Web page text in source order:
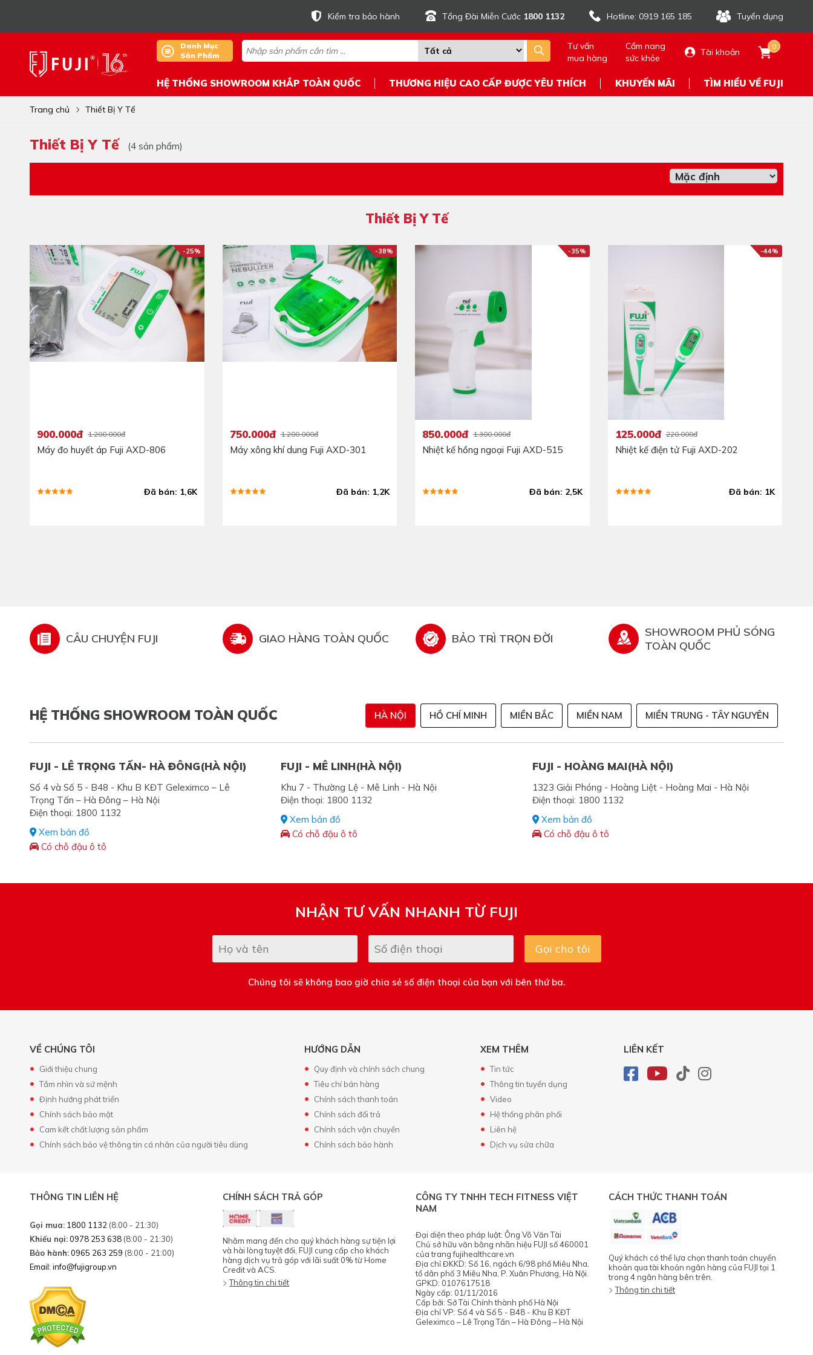
Kiểm tra bảo hành Tổng Đài Miễn Cước 1800 1132 Hotline: 0919 165 185 Tuyển dụng
Danh Mục
Sản Phẩm
Tư vấn
mua hàng
Cẩm nang
sức khỏe
Tài khoản
0
HỆ THỐNG SHOWROOM KHẮP TOÀN QUỐC THƯƠNG HIỆU CAO CẤP ĐƯỢC YÊU THÍCH KHUYẾN MÃI TÌM HIỂU VỀ FUJI
Trang chủ Thiết Bị Y Tế
Thiết Bị Y Tế (4 sản phẩm)
Thiết Bị Y Tế
-25%
900.000đ 1.200.000đ
Máy đo huyết áp Fuji AXD-806
Đã bán: 1,6K
-38%
750.000đ 1.200.000đ
Máy xông khí dung Fuji AXD-301
Đã bán: 1,2K
-35%
850.000đ 1.300.000đ
Nhiệt kế hồng ngoại Fuji AXD-515
Đã bán: 2,5K
-44%
125.000đ 220.000đ
Nhiệt kế điện tử Fuji AXD-202
Đã bán: 1K
CÂU CHUYỆN FUJI GIAO HÀNG TOÀN QUỐC BẢO TRÌ TRỌN ĐỜI
SHOWROOM PHỦ SÓNG
TOÀN QUỐC
HỆ THỐNG SHOWROOM TOÀN QUỐC HÀ NỘI HỒ CHÍ MINH MIỀN BẮC MIỀN NAM MIỀN TRUNG - TÂY NGUYÊN
FUJI - LÊ TRỌNG TẤN- HÀ ĐÔNG(HÀ NỘI)
Số 4 và Số 5 - B48 - Khu B KĐT Geleximco – Lê
Trọng Tấn – Hà Đông – Hà Nội
Điện thoại: 1800 1132
Xem bản đồ
Có chỗ đậu ô tô
FUJI - MÊ LINH(HÀ NỘI)
Khu 7 - Thường Lệ - Mê Linh - Hà Nội
Điện thoại: 1800 1132
Xem bản đồ
Có chỗ đậu ô tô
FUJI - HOÀNG MAI(HÀ NỘI)
1323 Giải Phóng - Hoàng Liệt - Hoàng Mai - Hà Nội
Điện thoại: 1800 1132
Xem bản đồ
Có chỗ đậu ô tô
NHẬN TƯ VẤN NHANH TỪ FUJI
Gọi cho tôi
Chúng tôi sẽ không bao giờ chia sẻ số điện thoại của bạn với bên thứ ba.
VỀ CHÚNG TÔI
Giới thiệu chung
Tầm nhìn và sứ mệnh
Định hướng phát triển
Chính sách bảo mật
Cam kết chất lượng sản phẩm
Chính sách bảo vệ thông tin cá nhân của người tiêu dùng
HƯỚNG DẪN
Quy định và chính sách chung
Tiêu chí bán hàng
Chính sách thanh toán
Chính sách đổi trả
Chính sách vận chuyển
Chính sách bảo hành
XEM THÊM
Tin tức
Thông tin tuyển dụng
Video
Hệ thống phân phối
Liên hệ
Dịch vụ sửa chữa
LIÊN KẾT
THÔNG TIN LIÊN HỆ
Gọi mua: 1800 1132 (8:00 - 21:30)
Khiếu nại:0978 253 638 (8:00 - 21:30)
Bảo hành:0965 263 259 (8:00 - 21:00)
Email: info@fujigroup.vn
CHÍNH SÁCH TRẢ GÓP
Nhằm mang đến cho quý khách hàng sự tiện lợi
và hài lòng tuyệt đối, FUJI cung cấp cho khách
hàng dịch vụ trả góp với lãi suất 0% từ Home
Credit và ACS.
Thông tin chi tiết
CÔNG TY TNHH TECH FITNESS VIỆT
NAM
Đại diện theo pháp luật: Ông Võ Văn Tài
Chủ sở hữu văn bằng nhãn hiệu FUJI số 460001
của trang fujihealthcare.vn
Địa chỉ ĐKKD: Số 16, ngách 6/98 phố Miêu Nha,
tổ dân phố 3 Miêu Nha, P. Xuân Phương, Hà Nội.
GPKD: 0107617518
Ngày cấp: 01/11/2016
Cấp bởi: Sở Tài Chính thành phố Hà Nội
Địa chỉ VP: Số 4 và Số 5 - B48 - Khu B KĐT
Geleximco – Lê Trọng Tấn – Hà Đông – Hà Nội
CÁCH THỨC THANH TOÁN
Quý khách có thể lựa chọn thanh toán chuyển
khoản qua tài khoản ngân hàng của FUJI tại 1
trong 4 ngân hàng bên trên.
Thông tin chi tiết